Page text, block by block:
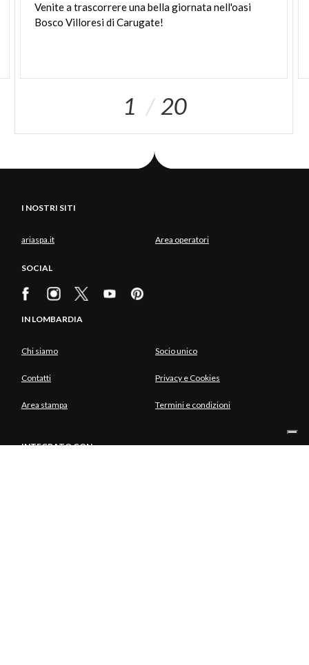
Veniteatrascorrereunabellagiornatanell'oasi
Bosco VilloresidiCarugate!
1 20
I NOSTRI SITI
ariaspa.it Area operatori
SOCIAL
IN LOMBARDIA
Chi siamo Socio unico
Contatti Privacy e Cookies
Area stampa Termini e condizioni
INTEGRATO CON